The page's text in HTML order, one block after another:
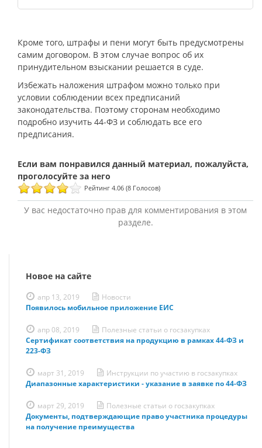
Кроме того, штрафы и пени могут быть предусмотрены
самим договором. В этом случае вопрос об их
принудительном взыскании решается в суде.
Избежать наложения штрафом можно только при
условии соблюдении всех предписаний
законодательства. Поэтому сторонам необходимо
подробно изучить 44-ФЗ и соблюдать все его
предписания.
Рейтинг 4.06 (8 Голосов)
У вас недостаточно прав для комментирования в этом
разделе.
Новое на сайте
апр 13, 2019
Новости
Появилось мобильное приложение ЕИС
апр 08, 2019
Полезные статьи о госзакупках
Сертификат соответствия на продукцию в рамках 44-ФЗ и
223-ФЗ
март 31, 2019
Инструкции по участию в госзакупках
Диапазонные характеристики - указание в заявке по 44-ФЗ
март 29, 2019
Полезные статьи о госзакупках
Документы, подтверждающие право участника процедуры
на получение преимущества